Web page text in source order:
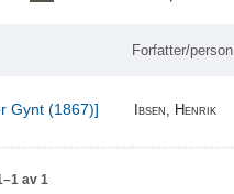
Forfatter/person
Gynt (1867)] Ibsen, Henrik
av 1